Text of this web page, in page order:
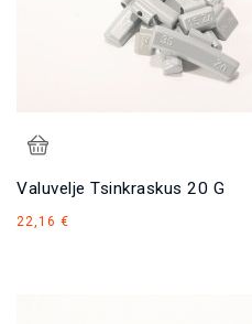
Valuvelje Tsinkraskus 20 G
22,16 €